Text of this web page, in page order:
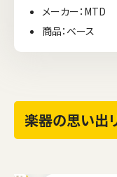
メーカー：MTD
商品：ベース
楽器の思い出